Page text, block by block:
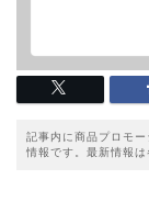
記事内に商品プロモ
情報です。最新情報